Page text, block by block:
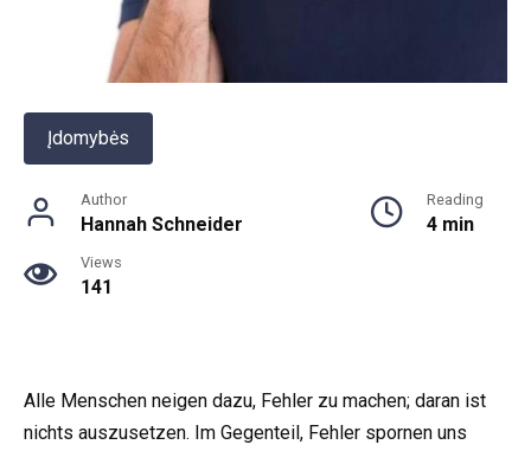
Įdomybės
Author
Hannah Schneider
Reading
4 min
Views
141
Alle Menschen neigen dazu, Fehler zu machen; daran ist
nichts auszusetzen. Im Gegenteil, Fehler spornen uns